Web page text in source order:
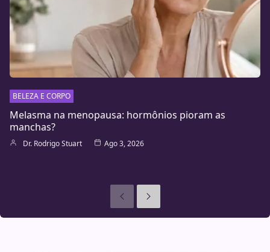
BELEZA E CORPO
Melasma na menopausa: hormônios pioram as
manchas?
Dr. Rodrigo Stuart Ago 3, 2026
AnterioresSeguinte